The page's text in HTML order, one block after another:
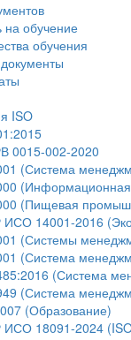
на обучение
обучения
ISO
0015-002-2020
(Система
(Информационная
(Пищевая
14001-2016
(Системы
(Система
(Система
(Система
(Образование)
18091-2024